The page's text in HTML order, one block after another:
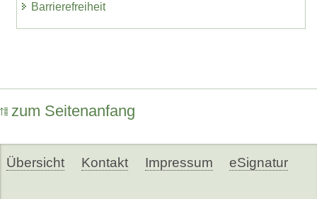
Barrierefreiheit
zum Seitenanfang
Übersicht Kontakt Impressum eSignatur